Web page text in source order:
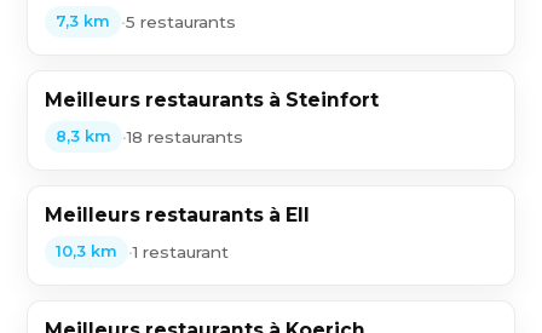
7,3 km •5 restaurants
Meilleurs restaurants à Steinfort
8,3 km •18 restaurants
Meilleurs restaurants à Ell
10,3 km •1 restaurant